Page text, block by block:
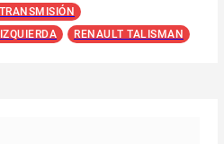
RENAULT TALISMAN